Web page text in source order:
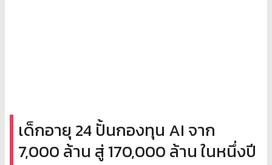
เด็กอายุ 24 ปั้นกองทุน AI จาก
7,000 ล้าน สู่ 170,000 ล้าน ในหนึ่งปี